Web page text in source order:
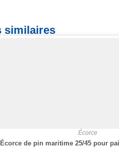
similaires
Écorce
Écorce de pin maritime 25/45 pour